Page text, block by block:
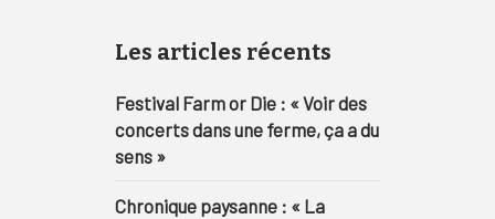
Les articles récents
Festival Farm or Die : « Voir des
concerts dans une ferme, ça a du
sens »
Chronique paysanne : « La